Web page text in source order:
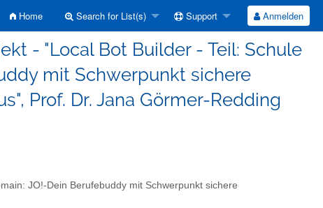
Home Search for List(s) Support Anmelden
- "Local Bot Builder - Teil: Schule
mit Schwerpunkt sichere
Prof. Dr. Jana Görmer-Redding
JO!-Dein Berufebuddy mit Schwerpunkt sichere